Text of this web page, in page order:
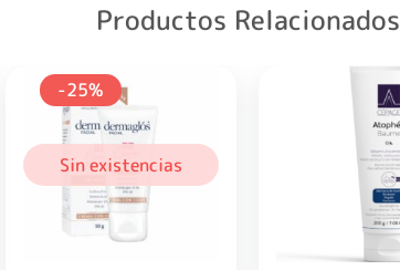
Productos Relacionados
-25%
Sin existencias